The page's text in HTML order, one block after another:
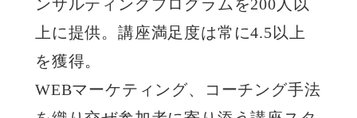
ンサルティングプログラムを200人以
上に提供。講座満足度は常に4.5以上
を獲得。
WEBマーケティング、コーチング手法